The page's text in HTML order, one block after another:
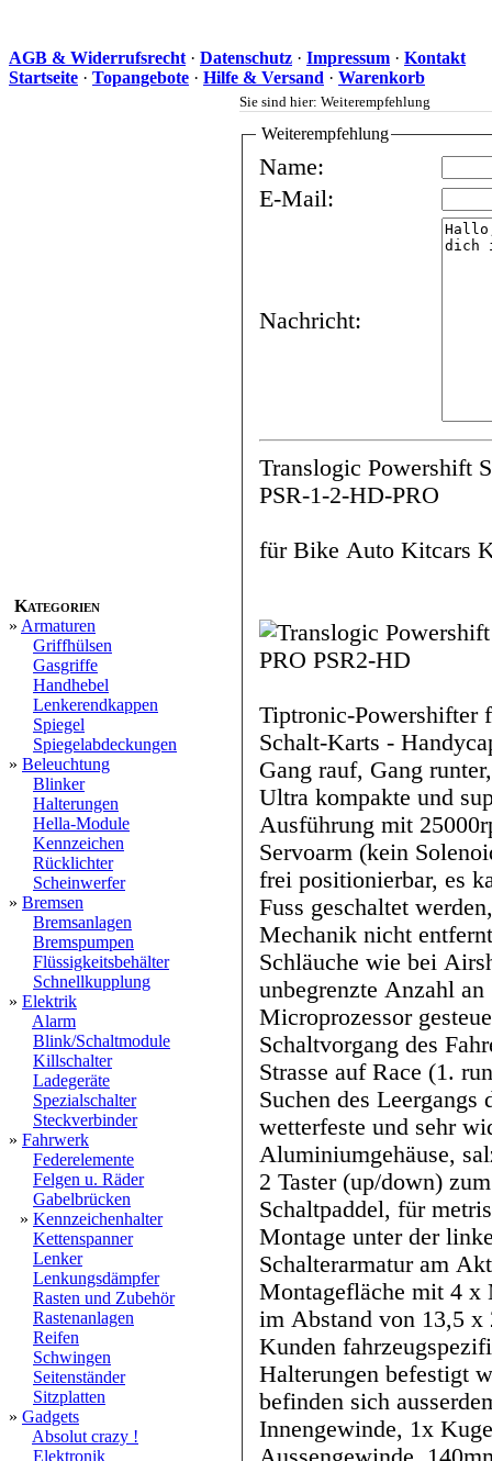
AGB & Widerrufsrecht · Datenschutz · Impressum · Kontakt
Startseite · Topangebote · Hilfe & Versand · Warenkorb
Kategorien
» Armaturen
Griffhülsen
Gasgriffe
Handhebel
Lenkerendkappen
Spiegel
Spiegelabdeckungen
» Beleuchtung
Blinker
Halterungen
Hella-Module
Kennzeichen
Rücklichter
Scheinwerfer
» Bremsen
Bremsanlagen
Bremspumpen
Flüssigkeitsbehälter
Schnellkupplung
» Elektrik
Alarm
Blink/Schaltmodule
Killschalter
Ladegeräte
Spezialschalter
Steckverbinder
» Fahrwerk
Federelemente
Felgen u. Räder
Gabelbrücken
» Kennzeichenhalter
Kettenspanner
Lenker
Lenkungsdämpfer
Rasten und Zubehör
Rastenanlagen
Reifen
Schwingen
Seitenständer
Sitzplatten
» Gadgets
Absolut crazy !
Elektronik
Sie sind hier: Weiterempfehlung
Weiterempfehlung
Name:
E-Mail:
Nachricht:
Translogic Powershift
PSR-1-2-HD-PRO
für Bike Auto Kitcars
Tiptronic-Powershifter
Schalt-Karts -
Gang rauf, Gang
Ultra kompakte und
Ausführung mit
Servoarm (kein Solenoid,
frei positionierbar, es
Fuss geschaltet
Mechanik nicht entfernt wird keine
Schläuche wie bei
unbegrenzte Anzahl an Schaltvorgängen möglich
Microprozessor
Schaltvorgang des Fahrers Schaltmuster
Strasse auf Race (1. runter
Suchen des
wetterfeste und sehr
Aluminiumgehäuse,
2 Taster (up/down)
Schaltpaddel, für metrische 22mm Lenker oder für die
Montage unter der
Schalterarmatur am Aktuator befindet sich eine ebene
Montagefläche mit 4 x
im Abstand von 13,5 x 21mm, mit der er an, vom
Kunden
Halterungen befestigt werden
befinden sich
Innengewinde, 1x